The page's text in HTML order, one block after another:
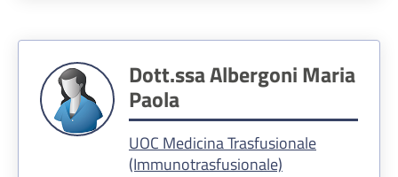
Dott.ssa Albergoni Maria
Paola
UOC Medicina Trasfusionale
(Immunotrasfusionale)